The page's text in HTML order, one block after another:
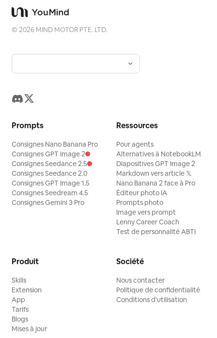
©2026 MIND MOTOR PTE. LTD.
Prompts
Consignes Nano Banana Pro
Consignes GPT Image 2
Consignes Seedance 2.5
Consignes Seedance 2.0
Consignes GPT Image 1.5
Consignes Seedream 4.5
Consignes Gemini 3 Pro
Ressources
Pour agents
Alternatives à NotebookLM
Diapositives GPT Image 2
Markdown vers article 𝕏
Nano Banana 2 face à Pro
Éditeur photo IA
Prompts photo
Image vers prompt
Lenny Career Coach
Test de personnalité ABTI
Produit
Skills
Extension
App
Tarifs
Blogs
Mises à jour
Société
Nous contacter
Politique de confidentialité
Conditions d'utilisation